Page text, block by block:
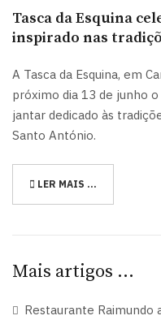
Tasca da Esquina
inspirado nas
A Tasca da Esquina, em
próximo dia 13 de junho
jantar dedicado às
Santo António.
LER MAIS …
Mais artigos …
Restaurante Raimundo